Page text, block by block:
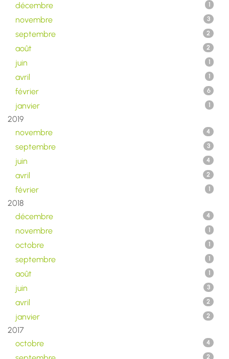
décembre 1
novembre 3
septembre 2
août 2
juin 1
avril 1
février 6
janvier 1
2019
novembre
4
septembre 3
juin 4
avril 2
février 1
2018
décembre
4
novembre 1
octobre 1
septembre 1
août 1
juin 3
avril 2
janvier 2
2017
octobre
4
2